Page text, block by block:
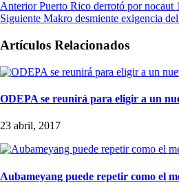
Anterior Puerto Rico derrotó por nocaut
Siguiente Makro desmiente exigencia
Artículos Relacionados
ODEPA se reunirá para eligir a un
23 abril, 2017
Aubameyang puede repetir como el